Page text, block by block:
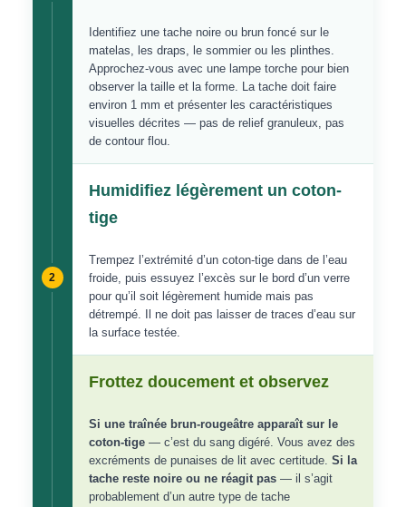
2
Identifiez une tache noire ou brun foncé sur le
matelas, les draps, le sommier ou les plinthes.
Approchez-vous avec une lampe torche pour bien
observer la taille et la forme. La tache doit faire
environ 1 mm et présenter les caractéristiques
visuelles décrites — pas de relief granuleux, pas
de contour flou.
Humidifiez légèrement un coton-
tige
Trempez l’extrémité d’un coton-tige dans de l’eau
froide, puis essuyez l’excès sur le bord d’un verre
pour qu’il soit légèrement humide mais pas
détrempé. Il ne doit pas laisser de traces d’eau sur
la surface testée.
Frottez doucement et observez
Si une traînée brun-rougeâtre apparaît sur le
coton-tige— c’est du sang digéré. Vous avez des
excréments de punaises de lit avec certitude. Si la
tache reste noire ou ne réagit pas— il s’agit
probablement d’un autre type de tache